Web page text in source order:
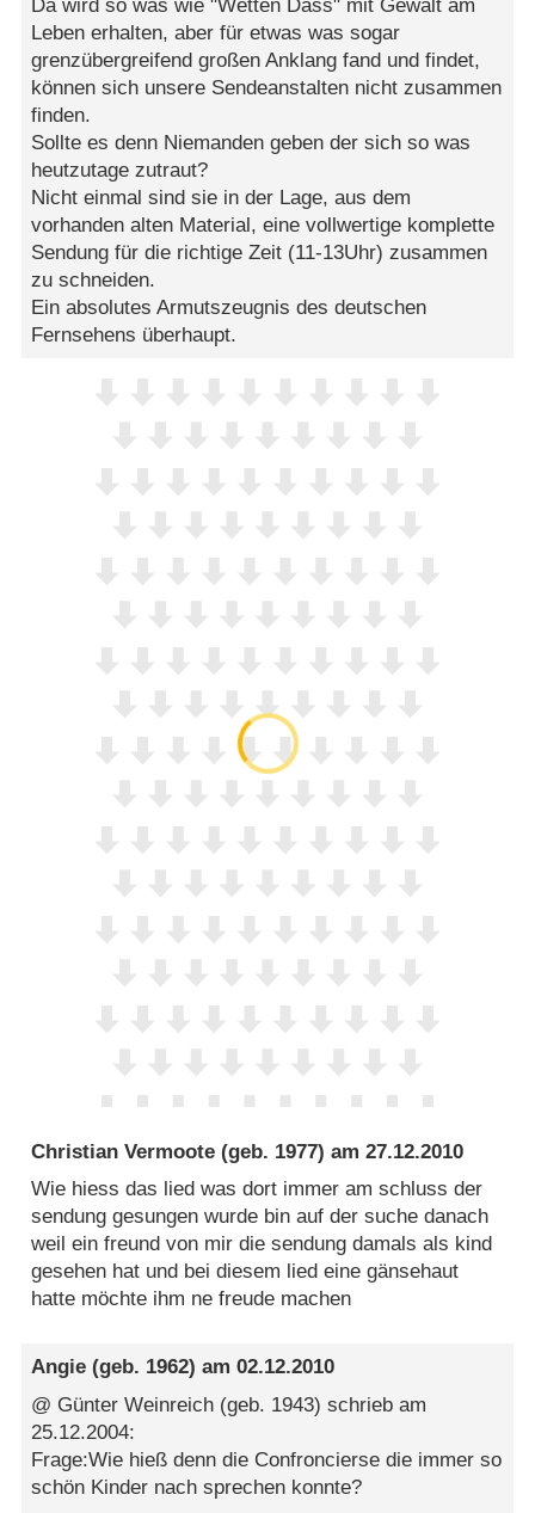
Da wird so was wie "Wetten Dass" mit Gewalt am
Leben erhalten, aber für etwas was sogar
grenzübergreifend großen Anklang fand und findet,
können sich unsere Sendeanstalten nicht zusammen
finden.
Sollte es denn Niemanden geben der sich so was
heutzutage zutraut?
Nicht einmal sind sie in der Lage, aus dem
vorhanden alten Material, eine vollwertige komplette
Sendung für die richtige Zeit (11-13Uhr) zusammen
zu schneiden.
Ein absolutes Armutszeugnis des deutschen
Fernsehens überhaupt.
Christian Vermoote (geb. 1977) am27.12.2010
Wie hiess das lied was dort immer am schluss der
sendung gesungen wurde bin auf der suche danach
weil ein freund von mir die sendung damals als kind
gesehen hat und bei diesem lied eine gänsehaut
hatte möchte ihm ne freude machen
Angie (geb. 1962) am02.12.2010
@ Günter Weinreich (geb. 1943) schrieb am
25.12.2004:
Frage:Wie hieß denn die Confroncierse die immer so
schön Kinder nach sprechen konnte?